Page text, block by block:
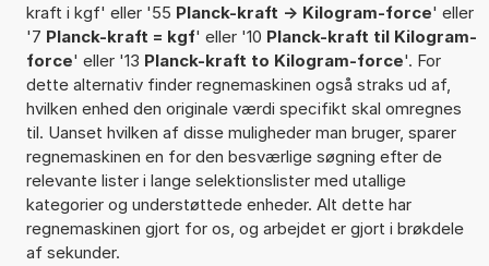
kraft i kgf' eller '55 Planck-kraft -> Kilogram-force' eller
'7 Planck-kraft = kgf' eller '10 Planck-kraft til Kilogram-
force' eller '13 Planck-kraft to Kilogram-force'. For
dette alternativ finder regnemaskinen også straks ud af,
hvilken enhed den originale værdi specifikt skal omregnes
til. Uanset hvilken af disse muligheder man bruger, sparer
regnemaskinen en for den besværlige søgning efter de
relevante lister i lange selektionslister med utallige
kategorier og understøttede enheder. Alt dette har
regnemaskinen gjort for os, og arbejdet er gjort i brøkdele
af sekunder.